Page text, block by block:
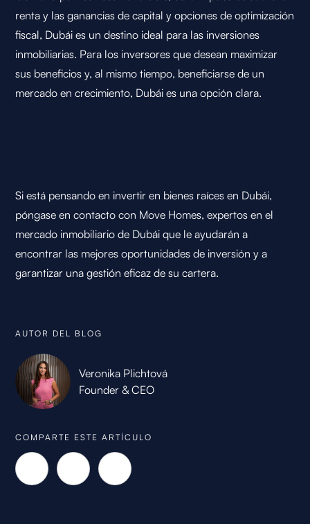
COMPARTE ESTE ARTÍCULO
renta y las ganancias de capital y opciones de optimización
fiscal, Dubái es un destino ideal para las inversiones
inmobiliarias. Para los inversores que desean maximizar
sus beneficios y, al mismo tiempo, beneficiarse de un
mercado en crecimiento, Dubái es una opción clara.
Si está pensando en invertir en bienes raíces en Dubái,
póngase en contacto con Move Homes, expertos en el
mercado inmobiliario de Dubái que le ayudarán a
encontrar las mejores oportunidades de inversión y a
garantizar una gestión eficaz de su cartera.
AUTOR DEL BLOG
Veronika Plichtová
Founder & CEO